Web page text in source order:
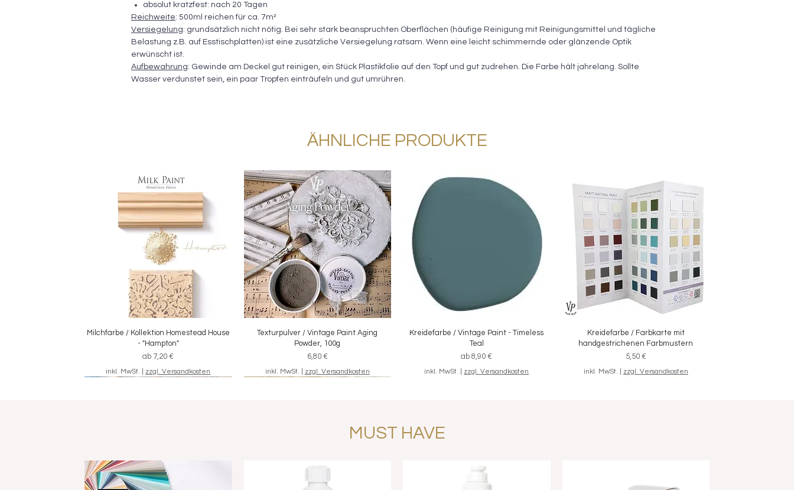
absolut kratzfest: nach 20 Tagen
Reichweite: 500ml reichen für ca. 7m²
Versiegelung: grundsätzlich nicht nötig. Bei sehr stark beanspruchten Oberflächen (häufige Reinigung mit Reinigungsmittel und tägliche
Belastung z.B. auf Esstischplatten) ist eine zusätzliche Versiegelung ratsam. Wenn eine leicht schimmernde oder glänzende Optik
erwünscht ist.
Aufbewahrung: Gewinde am Deckel gut reinigen, ein Stück Plastikfolie auf den Topf und gut zudrehen. Die Farbe hält jahrelang. Sollte
Wasser verdunstet sein, ein paar Tropfen einträufeln und gut umrühren.
ÄHNLICHE PRODUKTE
Schnellansicht
Milchfarbe / Kollektion Homestead House
- "Hampton"
ab 7,20 €
Sale-Preis
inkl. MwSt. zzgl. Versandkosten
Schnellansicht
Texturpulver / Vintage Paint Aging
Powder, 100g
Preis
6,80 €
inkl. MwSt. zzgl. Versandkosten
Schnellansicht
Kreidefarbe / Vintage Paint - Timeless
Teal
ab8,90 €
Sale-Preis
inkl. MwSt. zzgl. Versandkosten
Schnellansicht
Kreidefarbe / Farbkarte mit
handgestrichenen Farbmustern
Preis
5,50 €
inkl. MwSt. zzgl. Versandkosten
MUST HAVE